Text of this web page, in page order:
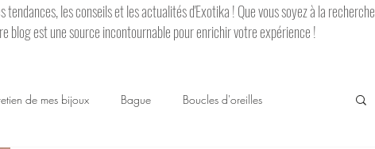
les conseils et les actualités d'Exotika ! Que vous soyez à la recherche
blog est une source incontournable pour enrichir votre expérience !
de mes bijoux Bague Boucles d'oreilles